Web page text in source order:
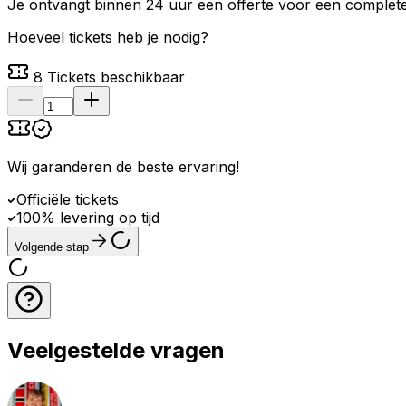
Je ontvangt binnen 24 uur een offerte voor een
Hoeveel tickets heb je nodig?
8 Tickets beschikbaar
Wij garanderen de beste ervaring!
Officiële tickets
100% levering op tijd
Volgende stap
Veelgestelde vragen